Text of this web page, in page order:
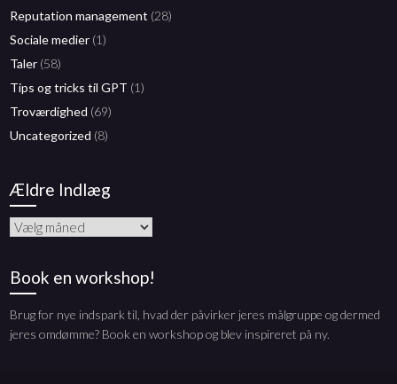
Reputation management (28)
Sociale medier (1)
Taler (58)
Tips og tricks til GPT (1)
Troværdighed (69)
Uncategorized (8)
Ældre Indlæg
Ældre
Book en workshop!
Brug for nye indspark til, hvad der påvirker jeres målgruppe og dermed
jeres omdømme? Book en workshop og blev inspireret på ny.